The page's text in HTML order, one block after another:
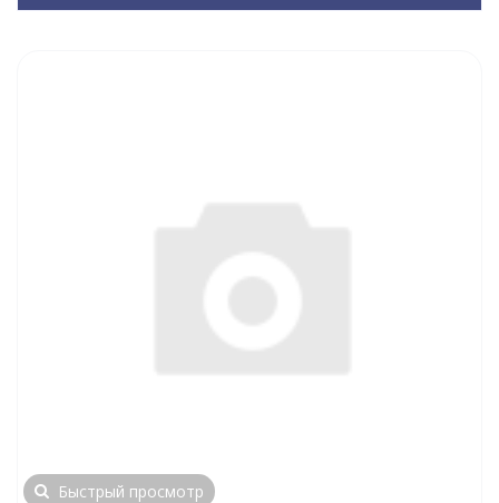
Быстрый просмотр